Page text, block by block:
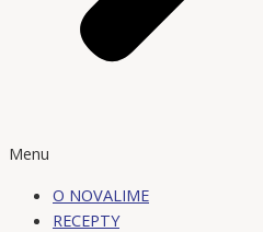
Menu
O NOVALIME
RECEPTY